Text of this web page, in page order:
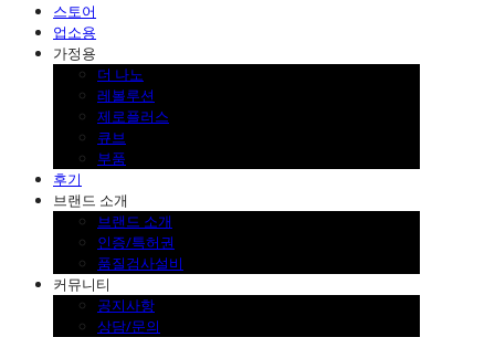
스토어
업소용
가정용
더 나노
레볼루션
제로플러스
큐브
부품
후기
브랜드 소개
브랜드 소개
인증/특허권
품질검사설비
커뮤니티
공지사항
상담/문의